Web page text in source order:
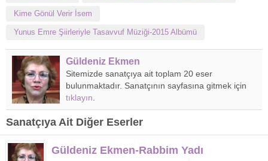
Kime Gönül Verir İsem
Yunus Emre Şiirleriyle Tasavvuf Müziği-2015 Albümü
Güldeniz Ekmen
Sitemizde sanatçıya ait toplam 20 eser
bulunmaktadır. Sanatçının sayfasına gitmek için
tıklayın
Sanatçıya Ait Diğer Eserler
Güldeniz Ekmen-Rabbim Yadı